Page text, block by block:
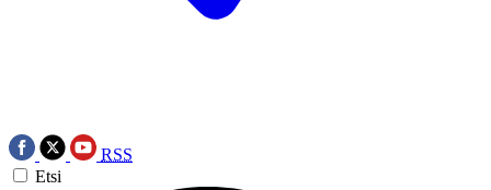
RSS
Etsi